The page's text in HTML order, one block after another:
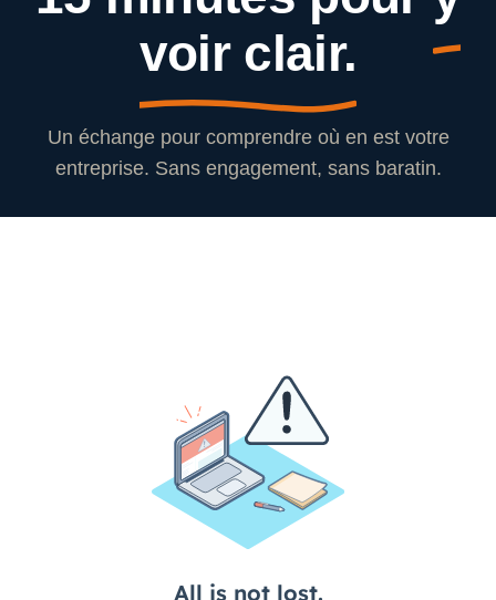
voir clair.
Un échange pour comprendre où en est votre
entreprise. Sans engagement, sans baratin.